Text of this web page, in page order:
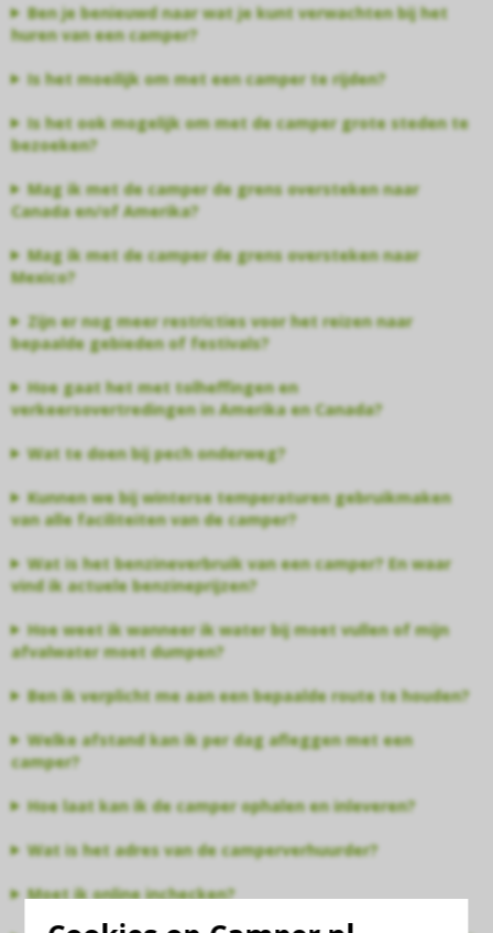
Ben je benieuwd naar wat je kunt verwachten bij het
huren van een camper?
Is het moeilijk om met een camper te rijden?
Is het ook mogelijk om met de camper grote steden te
bezoeken?
Mag ik met de camper de grens oversteken naar
Canada en/of Amerika?
Mag ik met de camper de grens oversteken naar
Mexico?
Zijn er nog meer restricties voor het reizen naar
bepaalde gebieden of festivals?
Hoe gaat het met tolheffingen en
verkeersovertredingen in Amerika en Canada?
Wat te doen bij pech onderweg?
Kunnen we bij winterse temperaturen gebruikmaken
van alle faciliteiten van de camper?
Wat is het benzineverbruik van een camper? En waar
vind ik actuele benzineprijzen?
Hoe weet ik wanneer ik water bij moet vullen of mijn
afvalwater moet dumpen?
Ben ik verplicht me aan een bepaalde route te houden?
Welke afstand kan ik per dag afleggen met een
camper?
Hoe laat kan ik de camper ophalen en inleveren?
Wat is het adres van de camperverhuurder?
Moet ik online inchecken?